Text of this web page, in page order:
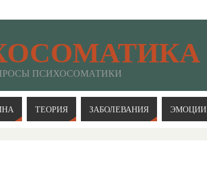
ПСИХОСОМАТИКИ
ТЕОРИЯ ЗАБОЛЕВАНИЯ ЭМОЦИИ